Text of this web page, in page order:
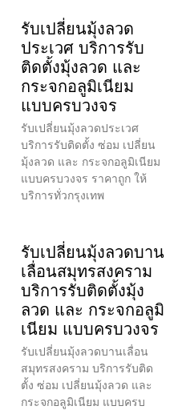
รับเปลี่ยนมุ้งลวด
ประเวศ บริการรับ
ติดตั้งมุ้งลวด และ
กระจกอลูมิเนียม
แบบครบวงจร
รับเปลี่ยนมุ้งลวดประเวศ
บริการรับติดตั้ง ซ่อม เปลี่ยน
มุ้งลวด และ กระจกอลูมิเนียม
แบบครบวงจร ราคาถูก ให้
บริการทั่วกรุงเทพ
รับเปลี่ยนมุ้งลวดบาน
เลื่อนสมุทรสงคราม
บริการรับติดตั้งมุ้ง
ลวด และ กระจกอลูมิ
เนียม แบบครบวงจร
รับเปลี่ยนมุ้งลวดบานเลื่อน
สมุทรสงคราม บริการรับติด
ตั้ง ซ่อม เปลี่ยนมุ้งลวด และ
กระจกอลูมิเนียม แบบครบ